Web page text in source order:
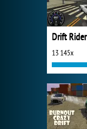
Drift Rider
13 145x